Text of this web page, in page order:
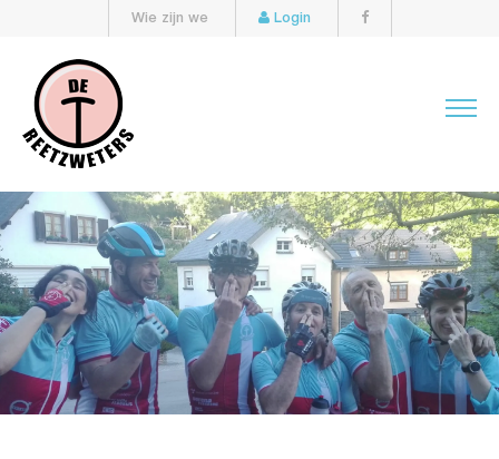
Wie zijn we Login